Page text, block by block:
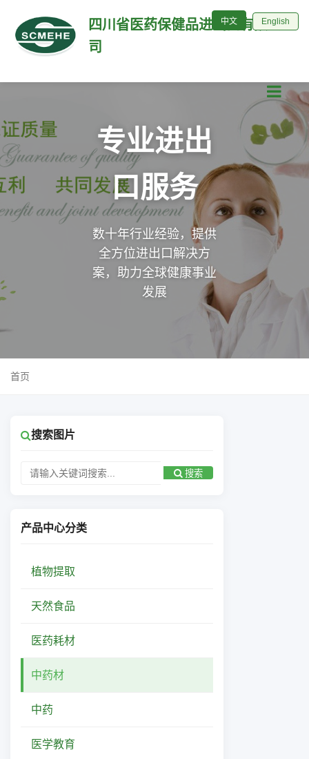
中文 English
四川省医药保健品进出口有限公
司
中文 English
专业进出
口服务
数十年行业经验，提供
全方位进出口解决方
案，助力全球健康事业
发展
首页
搜索图片
搜索
产品中心分类
植物提取
天然食品
医药耗材
中药材
中药
医学教育